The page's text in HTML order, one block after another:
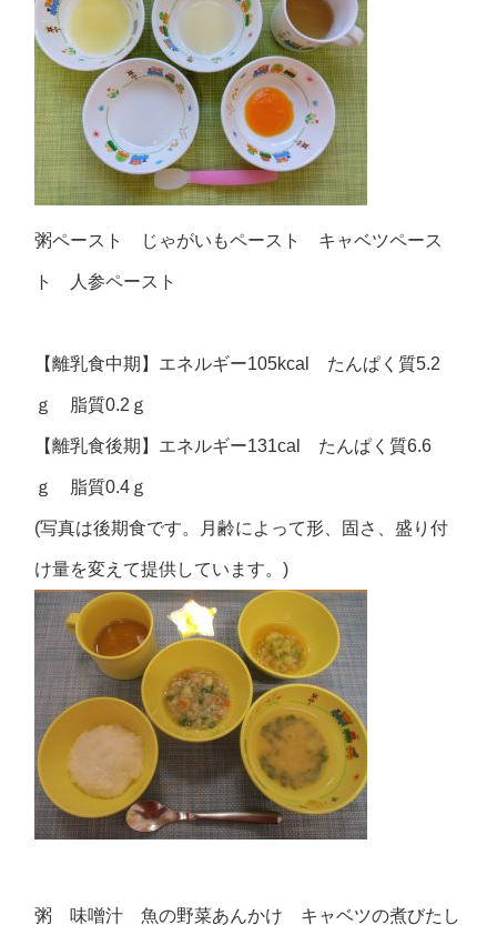
粥ペースト じゃがいもペースト キャベツペース
ト 人参ペースト
【離乳食中期】エネルギー105kcal たんぱく質5.2
ｇ 脂質0.2ｇ
【離乳食後期】エネルギー131cal たんぱく質6.6
ｇ 脂質0.4ｇ
(写真は後期食です。月齢によって形、固さ、盛り付
け量を変えて提供しています。)
粥 味噌汁 魚の野菜あんかけ キャベツの煮びたし